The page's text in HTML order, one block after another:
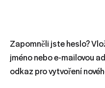
Zapomněli jste heslo?
jméno nebo e-mailovou
odkaz pro vytvoření